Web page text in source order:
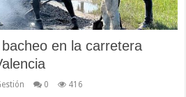
en la carretera
0 416